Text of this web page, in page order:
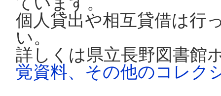
個人貸出や相互貸借は行
い。
詳しくは県立長野図書館
覚資料、その他のコレク